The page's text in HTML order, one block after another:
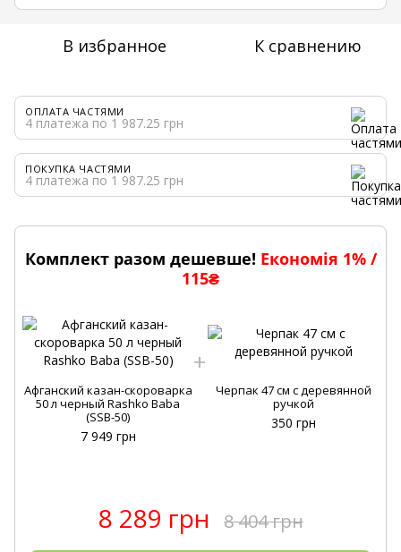
В избранное К сравнению
ОПЛАТА ЧАСТЯМИ
4 платежа по 1 987.25 грн
ПОКУПКА ЧАСТЯМИ
4 платежа по 1 987.25 грн
Комплект разом дешевше! Економія 1% /
115₴
Афганский казан-скороварка
50 л черный Rashko Baba
(SSB-50)
7 949 грн
Черпак 47 см с деревянной
ручкой
350 грн
8 289 грн 8 404 грн